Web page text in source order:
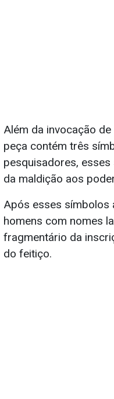
Além da invocação
peça contém três
pesquisadores,
da maldição aos
Após esses símbolos
homens com nomes
fragmentário da
do feitiço.